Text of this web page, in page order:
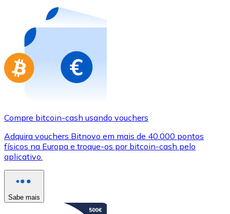
Compre cartões-presente das suas marcas favoritas
Ir para a loja de cartões-presente
Compre bitcoin-cash usando vouchers
Adquira vouchers Bitnovo em mais de 40.000 pontos
físicos na Europa e troque-os por bitcoin-cash pelo
aplicativo.
Sabe mais